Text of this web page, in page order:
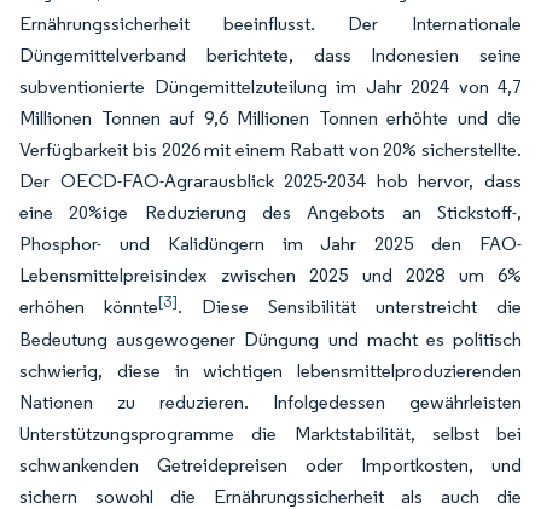
Ernährungssicherheit beeinflusst. Der Internationale
Düngemittelverband berichtete, dass Indonesien seine
subventionierte Düngemittelzuteilung im Jahr 2024 von 4,7
Millionen Tonnen auf 9,6 Millionen Tonnen erhöhte und die
Verfügbarkeit bis 2026 mit einem Rabatt von 20% sicherstellte.
Der OECD-FAO-Agrarausblick 2025-2034 hob hervor, dass
eine 20%ige Reduzierung des Angebots an Stickstoff-,
Phosphor- und Kalidüngern im Jahr 2025 den FAO-
Lebensmittelpreisindex zwischen 2025 und 2028 um 6%
erhöhen könnte[3]. Diese Sensibilität unterstreicht die
Bedeutung ausgewogener Düngung und macht es politisch
schwierig, diese in wichtigen lebensmittelproduzierenden
Nationen zu reduzieren. Infolgedessen gewährleisten
Unterstützungsprogramme die Marktstabilität, selbst bei
schwankenden Getreidepreisen oder Importkosten, und
sichern sowohl die Ernährungssicherheit als auch die